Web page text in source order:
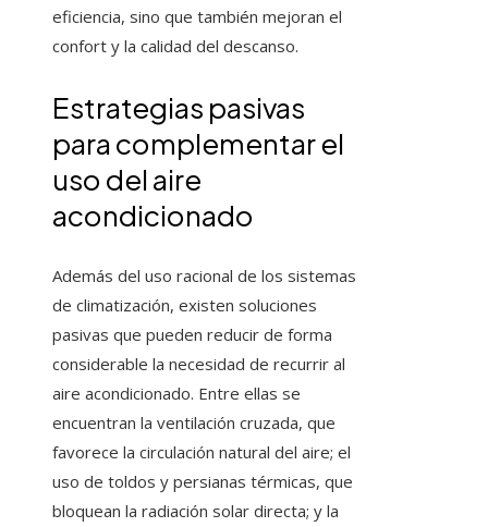
eficiencia, sino que también mejoran el
confort y la calidad del descanso.
Estrategias pasivas
para complementar el
uso del aire
acondicionado
Además del uso racional de los sistemas
de climatización, existen soluciones
pasivas que pueden reducir de forma
considerable la necesidad de recurrir al
aire acondicionado. Entre ellas se
encuentran la ventilación cruzada, que
favorece la circulación natural del aire; el
uso de toldos y persianas térmicas, que
bloquean la radiación solar directa; y la